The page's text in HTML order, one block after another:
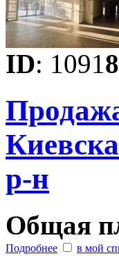
ID: 1091
р-н
Общая
Подробнее в мой